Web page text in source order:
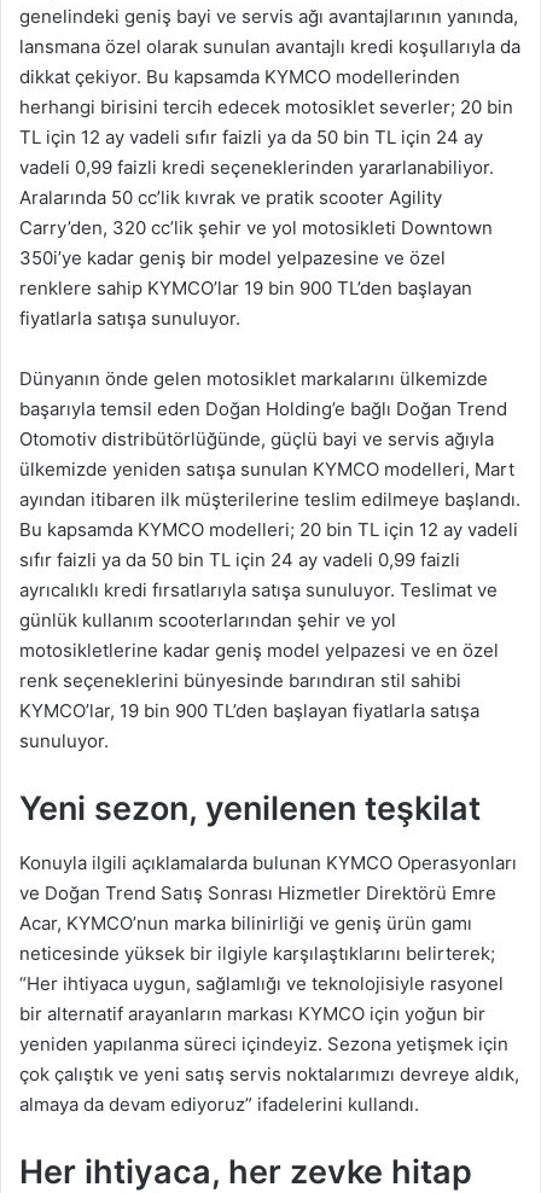
genelindeki geniş bayi ve servis ağı avantajlarının yanında,
lansmana özel olarak sunulan avantajlı kredi koşullarıyla da
dikkat çekiyor. Bu kapsamda KYMCO modellerinden
herhangi birisini tercih edecek motosiklet severler; 20 bin
TL için 12 ay vadeli sıfır faizli ya da 50 bin TL için 24 ay
vadeli 0,99 faizli kredi seçeneklerinden yararlanabiliyor.
Aralarında 50 cc’lik kıvrak ve pratik scooter Agility
Carry’den, 320 cc’lik şehir ve yol motosikleti Downtown
350i’ye kadar geniş bir model yelpazesine ve özel
renklere sahip KYMCO’lar 19 bin 900 TL’den başlayan
fiyatlarla satışa sunuluyor.
Dünyanın önde gelen motosiklet markalarını ülkemizde
başarıyla temsil eden Doğan Holding’e bağlı Doğan Trend
Otomotiv distribütörlüğünde, güçlü bayi ve servis ağıyla
ülkemizde yeniden satışa sunulan KYMCO modelleri, Mart
ayından itibaren ilk müşterilerine teslim edilmeye başlandı.
Bu kapsamda KYMCO modelleri; 20 bin TL için 12 ay vadeli
sıfır faizli ya da 50 bin TL için 24 ay vadeli 0,99 faizli
ayrıcalıklı kredi fırsatlarıyla satışa sunuluyor. Teslimat ve
günlük kullanım scooterlarından şehir ve yol
motosikletlerine kadar geniş model yelpazesi ve en özel
renk seçeneklerini bünyesinde barındıran stil sahibi
KYMCO’lar, 19 bin 900 TL’den başlayan fiyatlarla satışa
sunuluyor.
Yeni sezon, yenilenen teşkilat
Konuyla ilgili açıklamalarda bulunan KYMCO Operasyonları
ve Doğan Trend Satış Sonrası Hizmetler Direktörü Emre
Acar, KYMCO’nun marka bilinirliği ve geniş ürün gamı
neticesinde yüksek bir ilgiyle karşılaştıklarını belirterek;
“Her ihtiyaca uygun, sağlamlığı ve teknolojisiyle rasyonel
bir alternatif arayanların markası KYMCO için yoğun bir
yeniden yapılanma süreci içindeyiz. Sezona yetişmek için
çok çalıştık ve yeni satış servis noktalarımızı devreye aldık,
almaya da devam ediyoruz” ifadelerini kullandı.
Her ihtiyaca, her zevke hitap